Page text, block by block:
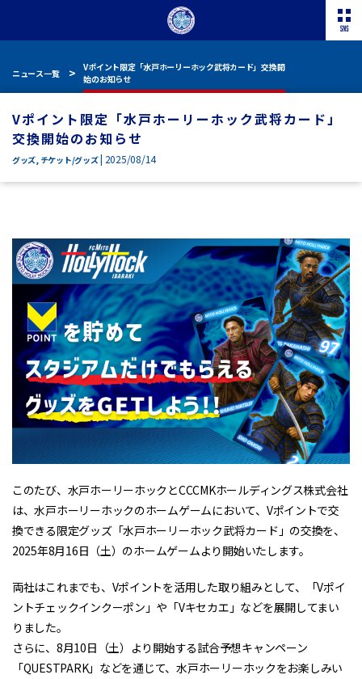
ニュース一覧
Vポイント限定「水戸ホーリーホック武将カード」交換開
始のお知らせ
Vポイント限定「水戸ホーリーホック武将カード」
交換開始のお知らせ
グッズ, チケット/グッズ| 2025/08/14
このたび、水戸ホーリーホックとCCCMKホールディングス株式会社
は、水戸ホーリーホックのホームゲームにおいて、Vポイントで交
換できる限定グッズ「水戸ホーリーホック武将カード」の交換を、
2025年8月16日（土）のホームゲームより開始いたします。
両社はこれまでも、Vポイントを活用した取り組みとして、「Vポイ
ントチェックインクーポン」や「Vキセカエ」などを展開してまい
りました。
さらに、8月10日（土）より開始する試合予想キャンペーン
「QUESTPARK」などを通じて、水戸ホーリーホックをお楽しみい